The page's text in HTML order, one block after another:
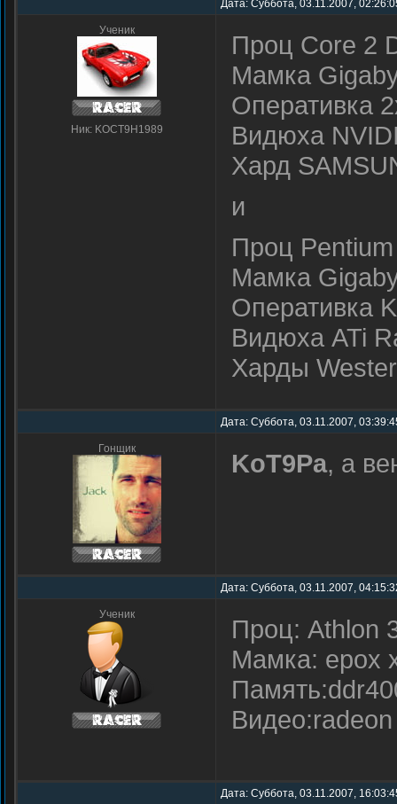
Дата: Суббота, 03.11.2007,
Ученик
Ник: KOCT9H1989
Проц Core 2
Мамка
Оперативка
Видюха
Хард
и
Проц
Мамка
Оперативка
Видюха ATi
Харды
Дата: Суббота, 03.11.2007,
Гонщик KoT9Pa, а
Дата: Суббота, 03.11.2007,
Ученик
Проц: Athlon
Мамка: epox
Дата: Суббота, 03.11.2007,